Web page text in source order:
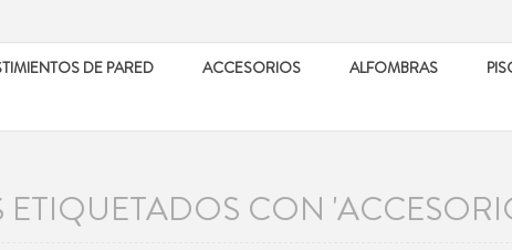
DE PARED ACCESORIOS ALFOMBRAS
CON